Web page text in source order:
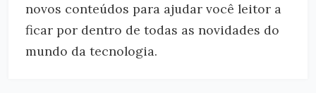
novos conteúdos para ajudar você leitor a
ficar por dentro de todas as novidades do
mundo da tecnologia.